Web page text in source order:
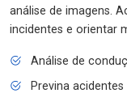
análise de imagens.
incidentes e orientar
Análise de
Previna acidentes